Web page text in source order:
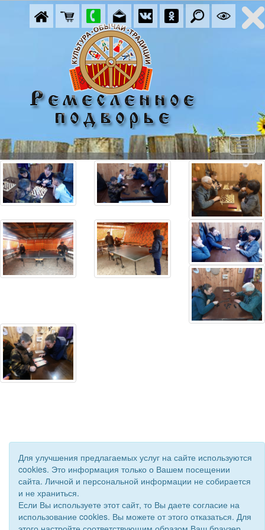
© 2018 - 2026 Подворье . Все права защищены.
Сайт создан при поддержке «Информационная сеть RD
Для улучшения предлагаемых услуг на сайте используются
cookies. Это информация только о Вашем посещении
сайта. Личной и персональной информации не собирается
и не храниться.
Если Вы используете этот сайт, то Вы даете согласие на
использование cookies. Вы можете от этого отказаться. Для